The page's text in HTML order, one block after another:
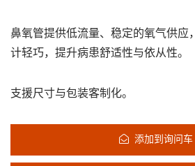
鼻氧管提供低流量、稳定的氧气供应
计轻巧，提升病患舒适性与依从性。
支援尺寸与包装客制化。
添加到询问车